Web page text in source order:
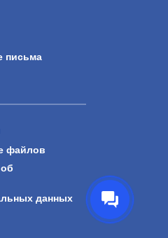
письма
файлов
данных